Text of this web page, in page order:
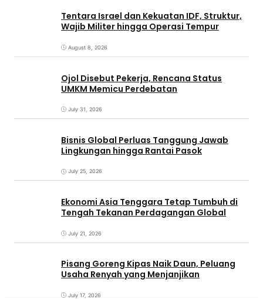
Tentara Israel dan Kekuatan IDF, Struktur,
Wajib Militer hingga Operasi Tempur
August 8, 2026
Ojol Disebut Pekerja, Rencana Status
UMKM Memicu Perdebatan
July 31, 2026
Bisnis Global Perluas Tanggung Jawab
Lingkungan hingga Rantai Pasok
July 25, 2026
Ekonomi Asia Tenggara Tetap Tumbuh di
Tengah Tekanan Perdagangan Global
July 21, 2026
Pisang Goreng Kipas Naik Daun, Peluang
Usaha Renyah yang Menjanjikan
July 17, 2026